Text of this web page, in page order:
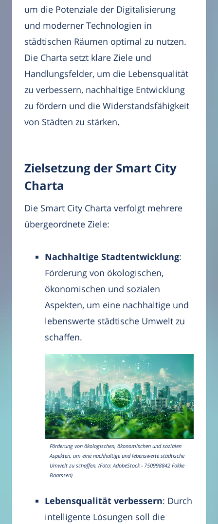
um die Potenziale der Digitalisierung
und moderner Technologien in
städtischen Räumen optimal zu nutzen.
Die Charta setzt klare Ziele und
Handlungsfelder, um die Lebensqualität
zu verbessern, nachhaltige Entwicklung
zu fördern und die Widerstandsfähigkeit
von Städten zu stärken.
Zielsetzung der Smart City
Charta
Die Smart City Charta verfolgt mehrere
übergeordnete Ziele:
Nachhaltige Stadtentwicklung:
Förderung von ökologischen,
ökonomischen und sozialen
Aspekten, um eine nachhaltige und
lebenswerte städtische Umwelt zu
schaffen.
Förderung von ökologischen, ökonomischen und sozialen
Aspekten, um eine nachhaltige und lebenswerte städtische
Umwelt zu schaffen. (Foto: AdobeStock - 750998842 Fokke
Baarssen)
Lebensqualität verbessern: Durch
intelligente Lösungen soll die